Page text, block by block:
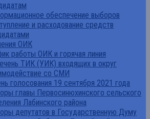
обеспечение выборов
и расходование средств
ОИК
работы ОИК и горячая линия
ТИК (УИК) входящих в округ
со СМИ
голосования 19 сентября 2021 года
главы Первосинюхинского сельского
Лабинского района
депутатов в Государственную Думу